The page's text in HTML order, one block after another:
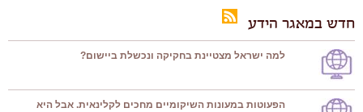
חדש במאגר הידע
למה ישראל מצטיינת בחקיקה ונכשלת ביישום?
הפעוטות במעונות השיקומיים מחכים לקלינאית. אבל היא